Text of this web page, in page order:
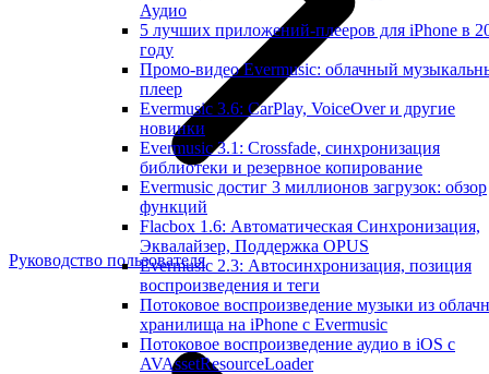
Аудио
5 лучших приложений-плееров для iPhone в
году
Промо-видео Evermusic: облачный
плеер
Evermusic 3.6: CarPlay, VoiceOver и другие
новинки
Evermusic 3.1: Crossfade, синхронизация
библиотеки и резервное копирование
Evermusic достиг 3 миллионов загрузок: обзор
функций
Flacbox 1.6: Автоматическая Синхронизация,
Эквалайзер, Поддержка OPUS
Evermusic 2.3: Автосинхронизация, позиция
воспроизведения и теги
Потоковое воспроизведение музыки из
хранилища на iPhone с Evermusic
Потоковое воспроизведение аудио в iOS с
AVAssetResourceLoader
Руководство пользователя